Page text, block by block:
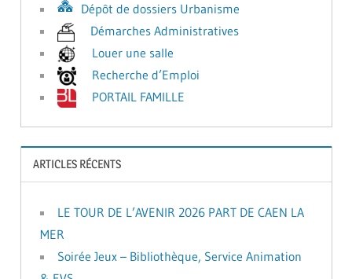
Dépôt de dossiers Urbanisme
Démarches Administratives
Louer une salle
Recherche d’Emploi
PORTAIL FAMILLE
ARTICLES RÉCENTS
LE TOUR DE L’AVENIR 2026 PART DE CAEN LA
MER
Soirée Jeux – Bibliothèque, Service Animation